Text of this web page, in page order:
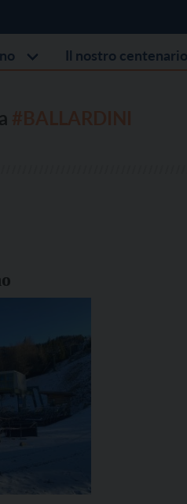
Il nostro centenario